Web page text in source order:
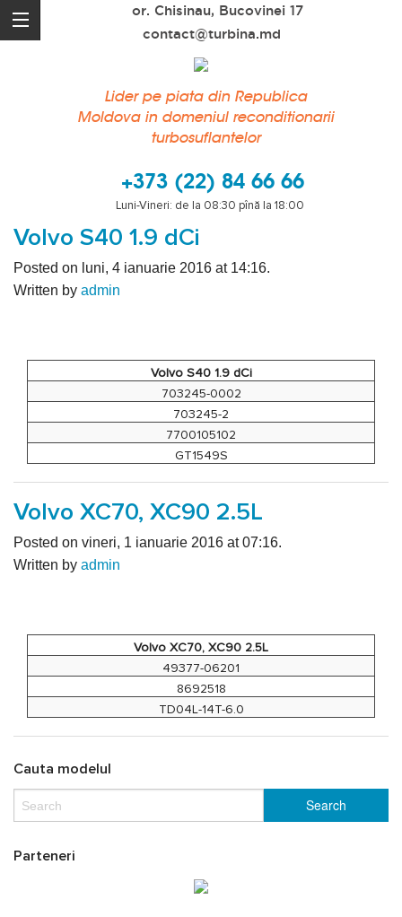
or. Chisinau, Bucovinei 17
contact@turbina.md
Lider pe piata din Republica
Moldova in domeniul reconditionarii
turbosuflantelor
+373 (22) 84 66 66
Luni-Vineri: de la 08:30 pînă la 18:00
Volvo S40 1.9 dCi
Posted on luni, 4 ianuarie 2016 at 14:16.
Written by admin
Volvo S40 1.9 dCi
703245-0002
703245-2
7700105102
GT1549S
Volvo XC70, XC90 2.5L
Posted on vineri, 1 ianuarie 2016 at 07:16.
Written by admin
Volvo XC70, XC90 2.5L
49377-06201
8692518
TD04L-14T-6.0
Cauta modelul
Parteneri